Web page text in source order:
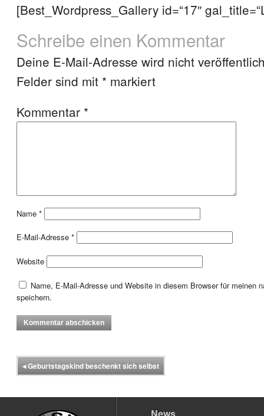
[Best_Wordpress_Gallery id=“17″
Schreibe einen Kommentar
Deine E-Mail-Adresse wird nicht
Felder sind mit * markiert
Kommentar *
Name *
E-Mail-Adresse *
Website
Name, E-Mail-Adresse und Website in diesem Browser für meinen
speichern.
◂Geburtstagskind beschenkt sich selbst